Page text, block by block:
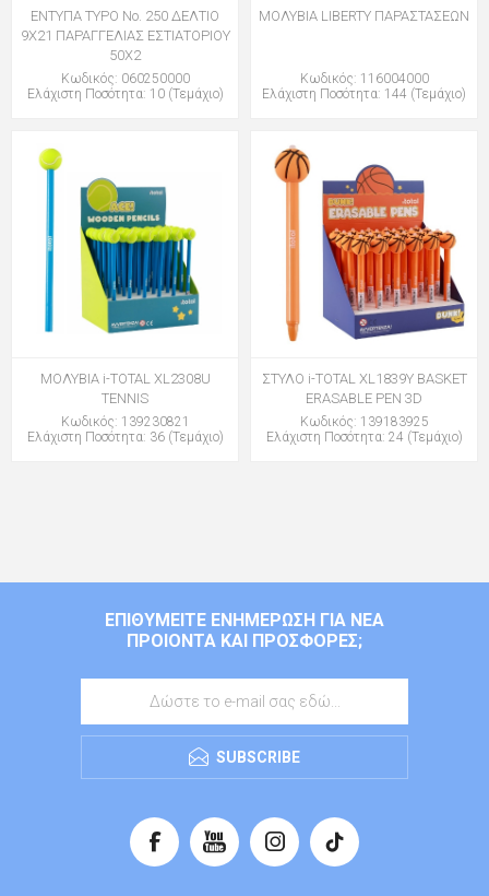
ΕΝΤΥΠΑ TYPO Νο. 250 ΔΕΛΤΙΟ
9Χ21 ΠΑΡΑΓΓΕΛΙΑΣ ΕΣΤΙΑΤΟΡΙΟΥ
50Χ2
Κωδικός: 060250000
Ελάχιστη Ποσότητα: 10 (Τεμάχιο)
ΜΟΛΥΒΙΑ LIBERTY ΠΑΡΑΣΤΑΣΕΩΝ
Κωδικός: 116004000
Ελάχιστη Ποσότητα: 144 (Τεμάχιο)
ΜΟΛΥΒΙΑ i-TOTAL XL2308U
TENNIS
Κωδικός: 139230821
Ελάχιστη Ποσότητα: 36 (Τεμάχιο)
ΣΤΥΛΟ i-TOTAL XL1839Y BASKET
ERASABLE PEN 3D
Κωδικός: 139183925
Ελάχιστη Ποσότητα: 24 (Τεμάχιο)
ΕΠΙΘΥΜΕΊΤΕ ΕΝΗΜΈΡΩΣΗ ΓΙΑ ΝΈΑ
ΠΡΟΙΌΝΤΑ ΚΑΙ ΠΡΟΣΦΟΡΈΣ;
SUBSCRIBE